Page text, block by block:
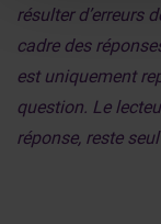
résulter d’erreurs
cadre des
est uniquement
question. Le
réponse, reste